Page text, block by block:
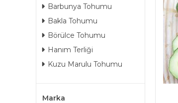
Barbunya Tohumu
Bakla Tohumu
Börülce Tohumu
Hanım Terliği
Kuzu Marulu Tohumu
Marka